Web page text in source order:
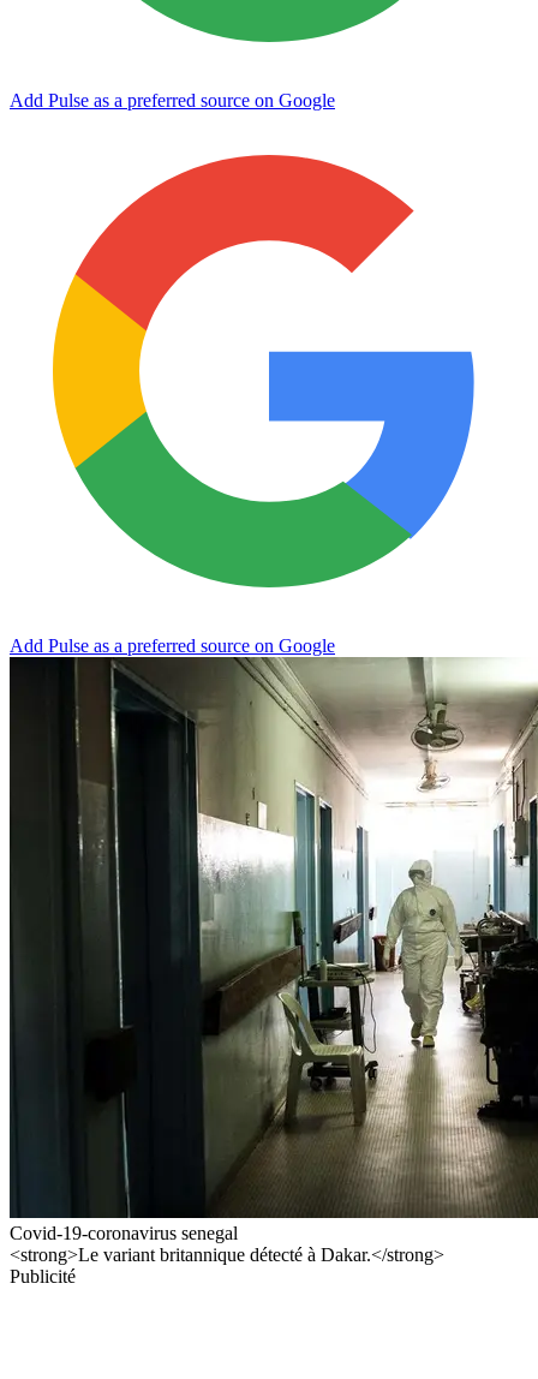
Add Pulse as a preferred source on Google
Add Pulse as a preferred source on Google
Covid-19-coronavirus senegal
<strong>Le variant britannique détecté à Dakar.</strong>
Publicité